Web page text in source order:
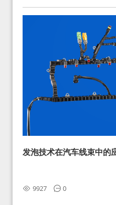
发泡技术在汽车线束中的
9927 0